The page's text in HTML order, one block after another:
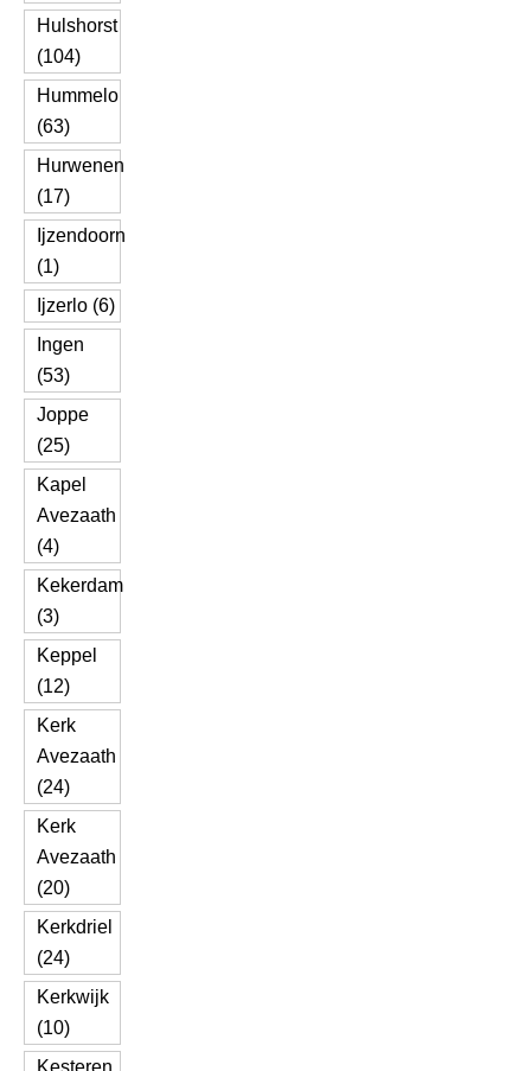
Hulshorst
(104)
Hummelo
(63)
Hurwenen
(17)
Ijzendoorn
(1)
Ijzerlo (6)
Ingen
(53)
Joppe
(25)
Kapel
Avezaath
(4)
Kekerdam
(3)
Keppel
(12)
Kerk
Avezaath
(24)
Kerk
Avezaath
(20)
Kerkdriel
(24)
Kerkwijk
(10)
Kesteren